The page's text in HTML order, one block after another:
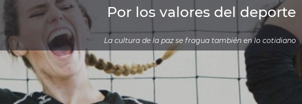
Por los valores del deporte
La cultura de la paz se fragua también en lo cotidiano